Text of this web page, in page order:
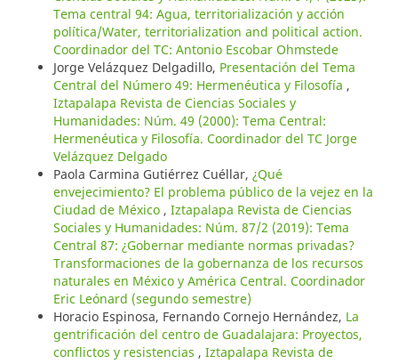
Tema central 94: Agua, territorialización y acción
política/Water, territorialization and political action.
Coordinador del TC: Antonio Escobar Ohmstede
Jorge Velázquez Delgadillo, Presentación del Tema
Central del Número 49: Hermenéutica y Filosofía ,
Iztapalapa Revista de Ciencias Sociales y
Humanidades: Núm. 49 (2000): Tema Central:
Hermenéutica y Filosofía. Coordinador del TC Jorge
Velázquez Delgado
Paola Carmina Gutiérrez Cuéllar, ¿Qué
envejecimiento? El problema público de la vejez en la
Ciudad de México , Iztapalapa Revista de Ciencias
Sociales y Humanidades: Núm. 87/2 (2019): Tema
Central 87: ¿Gobernar mediante normas privadas?
Transformaciones de la gobernanza de los recursos
naturales en México y América Central. Coordinador
Eric Leónard (segundo semestre)
Horacio Espinosa, Fernando Cornejo Hernández, La
gentrificación del centro de Guadalajara: Proyectos,
conflictos y resistencias , Iztapalapa Revista de